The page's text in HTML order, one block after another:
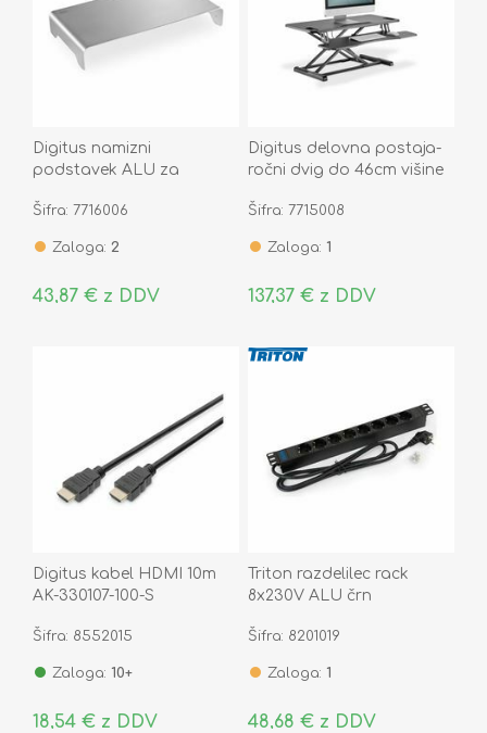
Digitus namizni
podstavek ALU za
Šifra: 7716006
Zaloga: 2
43,87 € z DDV
Digitus delovna postaja-
ročni dvig do 46cm višine
Šifra: 7715008
Zaloga: 1
137,37 € z DDV
Digitus kabel HDMI 10m
AK-330107-100-S
Šifra: 8552015
Zaloga: 10+
18,54 € z DDV
Triton razdelilec rack
8x230V ALU črn
Šifra: 8201019
Zaloga: 1
48,68 € z DDV